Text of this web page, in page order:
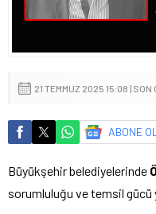
21 TEMMUZ 2025 15:08 |
ABONE OL
Büyükşehir belediyelerinde
sorumluluğu ve temsil gücü